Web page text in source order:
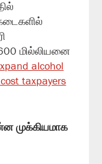
மில்லியனை
alcohol
taxpayers
முக்கியமாக